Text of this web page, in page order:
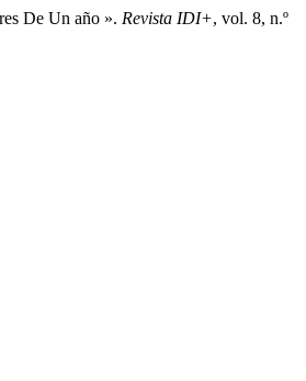
De Un año ». Revista IDI+, vol. 8, n.º